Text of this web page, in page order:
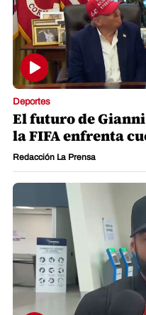
Deportes
El futuro de
la FIFA enfrenta
Redacción La Prensa